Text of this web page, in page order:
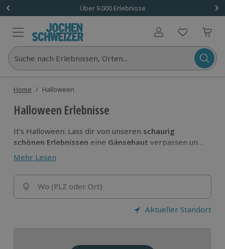
Über 9.000 Erlebnisse
Benutzerkonto
Suche nach Erlebnissen, Orten...
Home / Halloween
Halloween Erlebnisse
It’s Halloween: Lass dir von unseren schaurig
schönen Erlebnissen eine Gänsehaut verpassen und
ordentlich an den
lassen dich bestimmt nicht kalt und die
ExtraportionHalloween-Feeling ist damit garantiert.
Worauf wartest du?Hol dir Erlebnisse anstelle von
Süßigkeiten!
Mehr Lesen
Wo (PLZ oder Ort)
Aktueller Standort